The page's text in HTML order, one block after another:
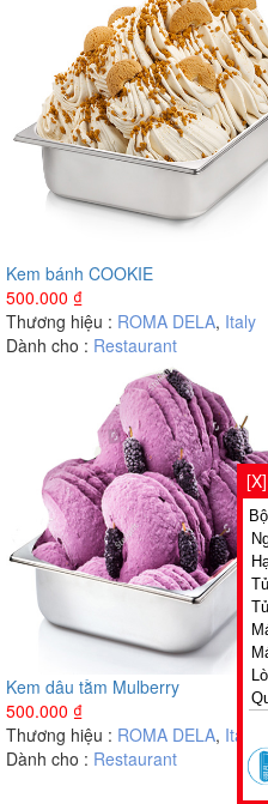
Kem bánh COOKIE
500.000 ₫
Thương hiệu : ROMA DELA, Italy
Dành cho : Restaurant
Kem dâu tằm Mulberry
500.000 ₫
Thương hiệu : ROMA DELA, Italy
Dành cho : Restaurant
[X]